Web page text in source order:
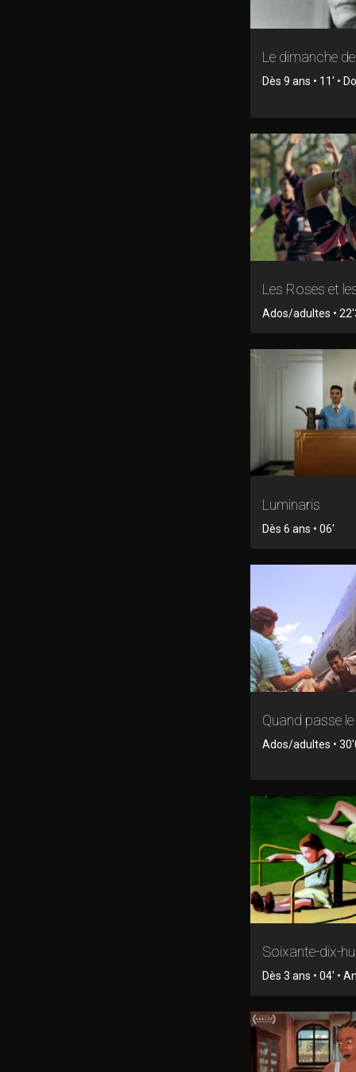
Le dimanche
Dès 9 ans • 11' •
Les Roses et
Ados/adultes •
Luminaris
Dès 6 ans • 06'
Quand passe
Ados/adultes •
Soixante-dix-
Dès 3 ans • 04' •